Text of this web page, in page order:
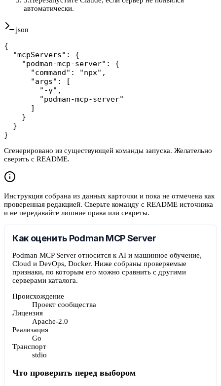
автоматически.
json
{
  "mcpServers": {
    "podman-mcp-server": {
      "command": "npx",
      "args": [
        "-y",
        "podman-mcp-server"
      ]
    }
  }
}
Сгенерировано из существующей команды запуска. Желательно
сверить с README.
Инструкция собрана из данных карточки и пока не отмечена как
проверенная редакцией. Сверьте команду с README источника
и не передавайте лишние права или секреты.
Как оценить Podman MCP Server
Podman MCP Server относится к AI и машинное обучение,
Cloud и DevOps, Docker. Ниже собраны проверяемые
признаки, по которым его можно сравнить с другими
серверами каталога.
Происхождение
Проект сообщества
Лицензия
Apache-2.0
Реализация
Go
Транспорт
stdio
Что проверить перед выбором